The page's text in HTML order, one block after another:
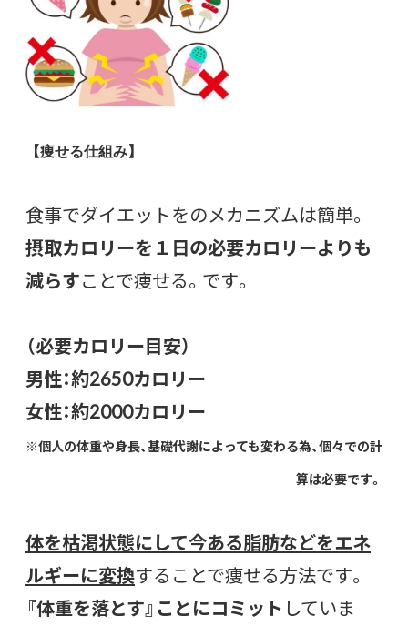
【痩せる仕組み】
食事でダイエットをのメカニズムは簡単。
摂取カロリーを１日の必要カロリーよりも
減らすことで痩せる。です。
（必要カロリー目安）
男性：約2650カロリー
女性：約2000カロリー
※個人の体重や身長、基礎代謝によっても変わる為、個々での計
算は必要です。
体を枯渇状態にして今ある脂肪などをエネ
ルギーに変換することで痩せる方法です。
『体重を落とす』ことにコミット していま